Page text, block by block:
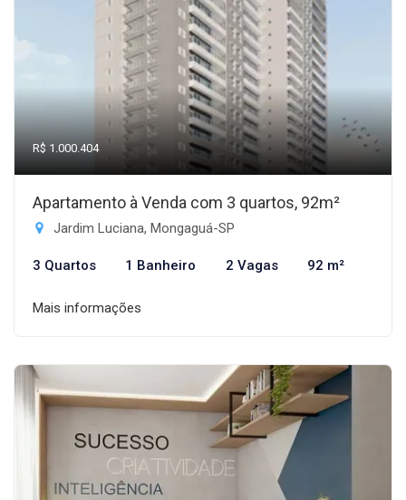
R$ 1.000.404
Apartamento à Venda com 3 quartos, 92m²
Jardim Luciana, Mongaguá-SP
3 Quartos 1 Banheiro 2 Vagas 92 m²
Mais informações